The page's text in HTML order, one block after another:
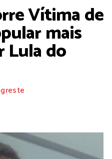
Vítima de
mais
Lula do